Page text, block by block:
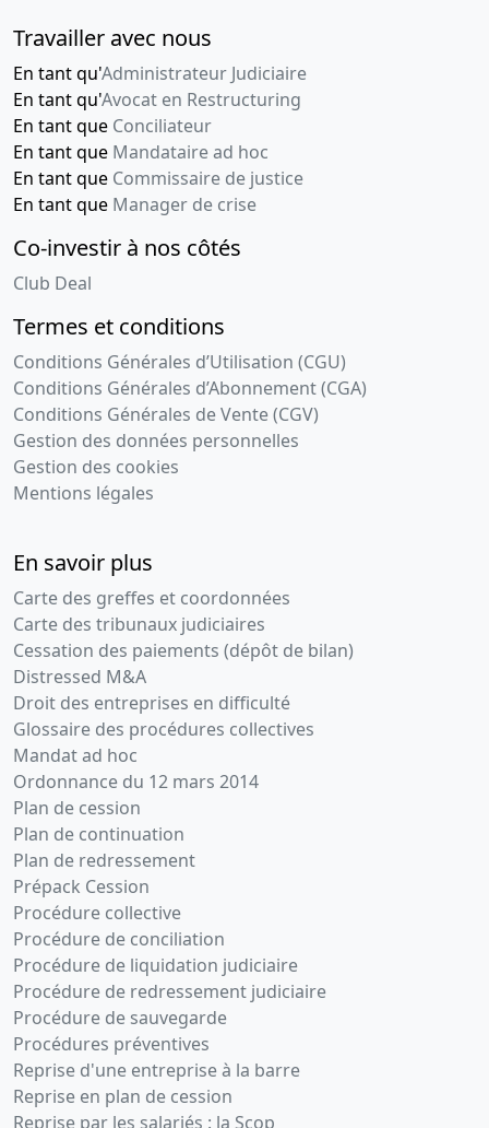
Travailler avec nous
En tant qu'Administrateur Judiciaire
En tant qu'Avocat en Restructuring
En tant que Conciliateur
En tant que Mandataire ad hoc
En tant que Commissaire de justice
En tant que Manager de crise
Co-investir à nos côtés
Club Deal
Termes et conditions
Conditions Générales d’Utilisation (CGU)
Conditions Générales d’Abonnement (CGA)
Conditions Générales de Vente (CGV)
Gestion des données personnelles
Gestion des cookies
Mentions légales
En savoir plus
Carte des greffes et coordonnées
Carte des tribunaux judiciaires
Cessation des paiements (dépôt de bilan)
Distressed M&A
Droit des entreprises en difficulté
Glossaire des procédures collectives
Mandat ad hoc
Ordonnance du 12 mars 2014
Plan de cession
Plan de continuation
Plan de redressement
Prépack Cession
Procédure collective
Procédure de conciliation
Procédure de liquidation judiciaire
Procédure de redressement judiciaire
Procédure de sauvegarde
Procédures préventives
Reprise d'une entreprise à la barre
Reprise en plan de cession
Reprise par les salariés : la Scop